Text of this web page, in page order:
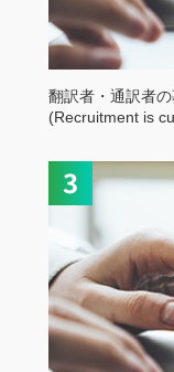
翻訳者・通訳者
(Recruitment is